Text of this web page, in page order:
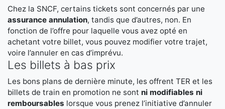
Chez la SNCF, certains tickets sont concernés par une
assurance annulation, tandis que d’autres, non. En
fonction de l’offre pour laquelle vous avez opté en
achetant votre billet, vous pouvez modifier votre trajet,
voire l’annuler en cas d’imprévu.
Les billets à bas prix
Les bons plans de dernière minute, les offrent TER et les
billets de train en promotion ne sont ni modifiables ni
remboursables lorsque vous prenez l’initiative d’annuler